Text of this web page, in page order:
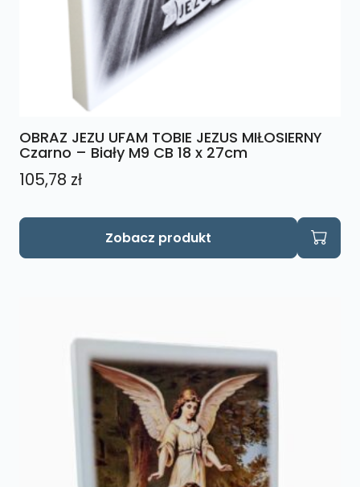
OBRAZ JEZU UFAM TOBIE JEZUS MIŁOSIERNY
Czarno – Biały M9 CB 18 x 27cm
105,78 zł
Zobacz produkt